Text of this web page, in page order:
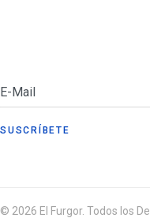
© 2026 El Furgor. Todos los